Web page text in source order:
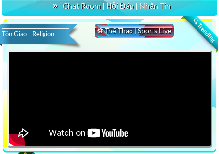
Chat Room | Hỏi Đáp | Nhắn Tin
🔍 Trending
⚽ Thể Thao | Sports Live
Tôn Giáo - Religion